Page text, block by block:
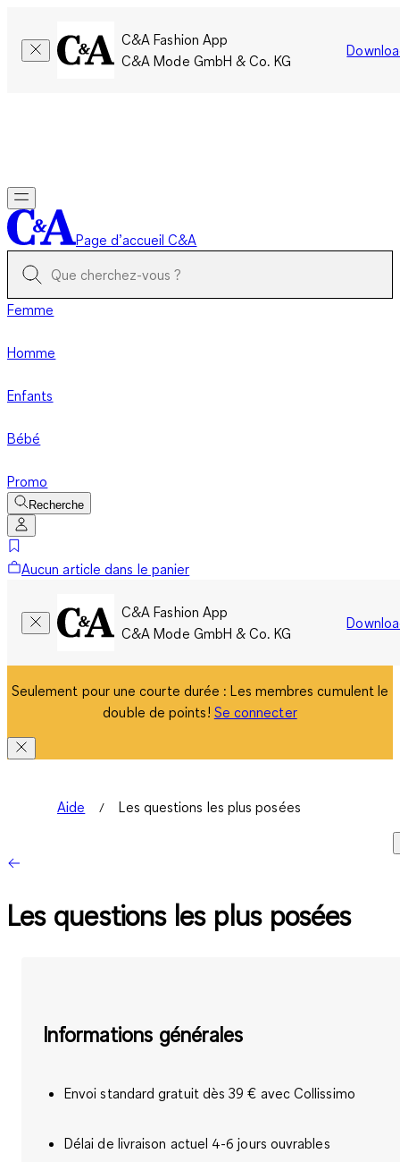
C&A Fashion App
C&A Mode GmbH & Co. KG
Page d’accueil C&A
Femme
Homme
Enfants
Bébé
Promo
Recherche
Aucun article dans le panier
C&A Fashion App
C&A Mode GmbH & Co. KG
Seulement pour une courte durée : Les membres cumulent le
double de points! Se connecter
Aide Les questions les plus posées
Les questions les plus posées
Informations générales
Envoi standard gratuit dès 39 € avec Collissimo
Délai de livraison actuel 4-6 jours ouvrables